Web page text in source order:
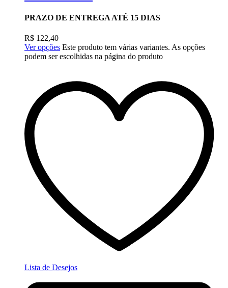
PRAZO DE ENTREGA ATÉ 15 DIAS
R$ 122,40
Ver opções Este produto tem várias variantes. As opções
podem ser escolhidas na página do produto
Lista de Desejos